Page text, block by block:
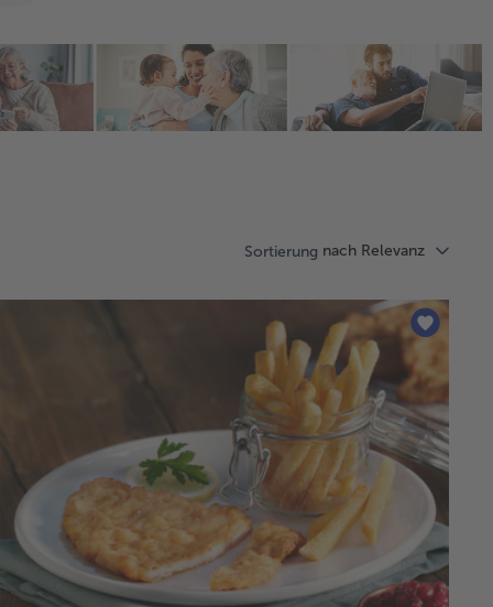
Sortierung nach Relevanz